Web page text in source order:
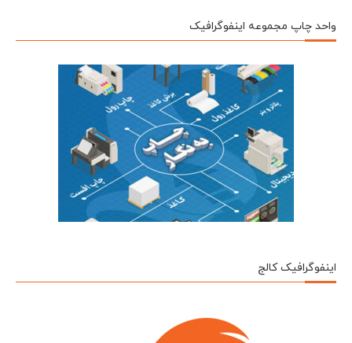
واحد چاپ مجموعه اینفوگرافیک
اینفوگرافیک کالج